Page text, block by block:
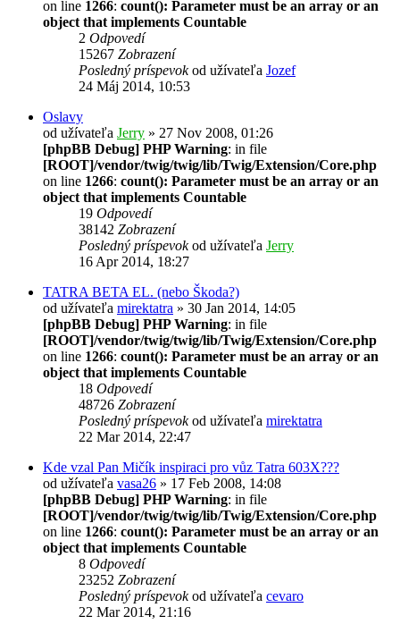
on line 1266: count(): Parameter must be an array or an
object that implements Countable
2 Odpovedí
15267 Zobrazení
Posledný príspevokod užívateľa Jozef
24 Máj 2014, 10:53
Oslavy
od užívateľa Jerry » 27 Nov 2008, 01:26
[phpBB Debug] PHP Warning: in file
[ROOT]/vendor/twig/twig/lib/Twig/Extension/Core.php
on line 1266: count(): Parameter must be an array or an
object that implements Countable
19 Odpovedí
38142 Zobrazení
Posledný príspevokod užívateľa Jerry
16 Apr 2014, 18:27
TATRA BETA EL. (nebo Škoda?)
od užívateľa mirektatra » 30 Jan 2014, 14:05
[phpBB Debug] PHP Warning: in file
[ROOT]/vendor/twig/twig/lib/Twig/Extension/Core.php
on line 1266: count(): Parameter must be an array or an
object that implements Countable
18 Odpovedí
48726 Zobrazení
Posledný príspevokod užívateľa mirektatra
22 Mar 2014, 22:47
Kde vzal Pan Mičík inspiraci pro vůz Tatra 603X???
od užívateľa vasa26 » 17 Feb 2008, 14:08
[phpBB Debug] PHP Warning: in file
[ROOT]/vendor/twig/twig/lib/Twig/Extension/Core.php
on line 1266: count(): Parameter must be an array or an
object that implements Countable
8 Odpovedí
23252 Zobrazení
Posledný príspevokod užívateľa cevaro
22 Mar 2014, 21:16